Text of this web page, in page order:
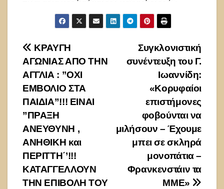
Πλοήγηση
άρθρων
Συγκλονιστική
συνέντευξη του Γ.
Ιωαννίδη:
«Κορυφαίοι
επιστήμονες
φοβούνται να
μιλήσουν – Έχουμε
μπει σε σκληρά
μονοπάτια –
Φρανκενστάιν τα
ΜΜΕ»
ΚΡΑΥΓΗ
ΑΓΩΝΙΑΣ ΑΠΟ ΤΗΝ
ΑΓΓΛΙΑ : ”ΟΧΙ
ΕΜΒΟΛΙΟ ΣΤΑ
ΠΑΙΔΙΑ”!!! ΕΙΝΑΙ
”ΠΡΑΞΗ
ΑΝΕΥΘΥΝΗ ,
ΑΝΗΘΙΚΗ και
ΠΕΡΙΤΤΗ΄’!!!
ΚΑΤΑΓΓΕΛΛΟΥΝ
ΤΗΝ ΕΠΙΒΟΛΗ ΤΟΥ